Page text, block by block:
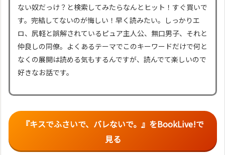
ない奴だっけ？と検索してみたらなんとヒット！すぐ買いで
す。完結してないのが悔しい！早く読みたい。しっかりエ
ロ、尻軽と誤解されているピュア主人公、無口男子、それと
仲良しの同僚。よくあるテーマでこのキーワードだけで何と
なくの展開は読める気もするんですが、読んでて楽しいので
好きなお話です。
『キスでふさいで、バレないで。 』をBookLive!で
見る